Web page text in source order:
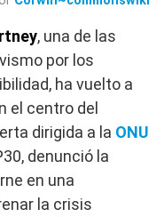
, una de las
por los
ha vuelto a
el centro del
dirigida a la ONU
denunció la
en una
la crisis